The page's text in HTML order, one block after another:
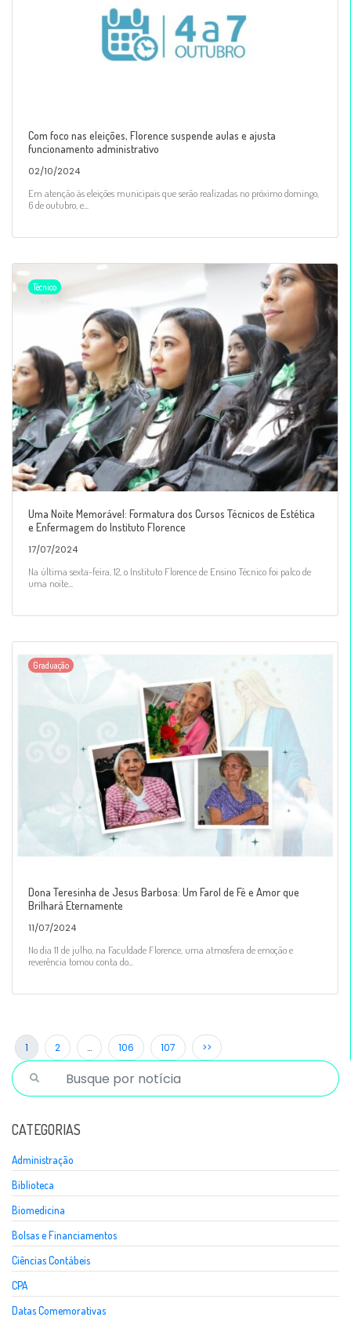
Com foco nas eleições, Florence suspende aulas e ajusta
funcionamento administrativo
02/10/2024
Em atenção às eleições municipais que serão realizadas no próximo domingo,
6 de outubro, e...
Técnico
Uma Noite Memorável: Formatura dos Cursos Técnicos de Estética
e Enfermagem do Instituto Florence
17/07/2024
Na última sexta-feira, 12, o Instituto Florence de Ensino Técnico foi palco de
uma noite...
Graduação
Dona Teresinha de Jesus Barbosa: Um Farol de Fé e Amor que
Brilhará Eternamente
11/07/2024
No dia 11 de julho, na Faculdade Florence, uma atmosfera de emoção e
reverência tomou conta do...
1 2 … 106 107 >>
CATEGORIAS
Administração
Biblioteca
Biomedicina
Bolsas e Financiamentos
Ciências Contábeis
CPA
Datas Comemorativas